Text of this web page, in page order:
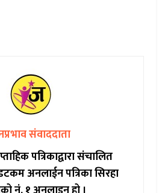
संवाददाता
पत्रिकाद्वारा संचालित
अनलाईन पत्रिका सिरहा